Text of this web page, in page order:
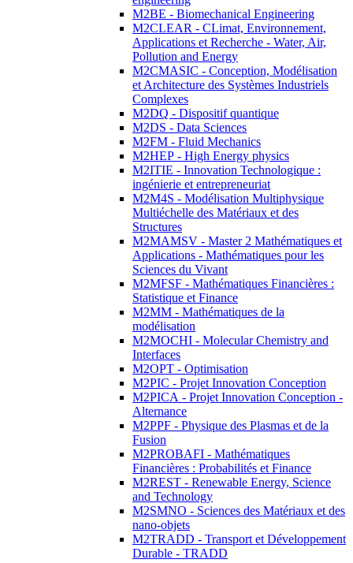
M2BE - Biomechanical Engineering
M2CLEAR - CLimat, Environnement,
Applications et Recherche - Water, Air,
Pollution and Energy
M2CMASIC - Conception, Modélisation
et Architecture des Systèmes Industriels
Complexes
M2DQ - Dispositif quantique
M2DS - Data Sciences
M2FM - Fluid Mechanics
M2HEP - High Energy physics
M2ITIE - Innovation Technologique :
ingénierie et entrepreneuriat
M2M4S - Modélisation Multiphysique
Multiéchelle des Matériaux et des
Structures
M2MAMSV - Master 2 Mathématiques et
Applications - Mathématiques pour les
Sciences du Vivant
M2MFSF - Mathématiques Financières :
Statistique et Finance
M2MM - Mathématiques de la
modélisation
M2MOCHI - Molecular Chemistry and
Interfaces
M2OPT - Optimisation
M2PIC - Projet Innovation Conception
M2PICA - Projet Innovation Conception -
Alternance
M2PPF - Physique des Plasmas et de la
Fusion
M2PROBAFI - Mathématiques
Financières : Probabilités et Finance
M2REST - Renewable Energy, Science
and Technology
M2SMNO - Sciences des Matériaux et des
nano-objets
M2TRADD - Transport et Développement
Durable - TRADD